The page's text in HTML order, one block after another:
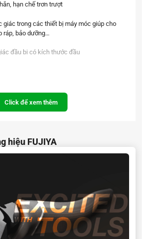
hạn chế trơn trượt
giác trong các thiết bị máy móc giúp cho
ráp, bảo dưỡng…
đầu bi có kích thước đầu
sản phẩm :LỤC GIÁC CÓ ĐẦU BI
1.5/2/2.5/3/4/5/6mm
Click để xem thêm
hiệu FUJIYA